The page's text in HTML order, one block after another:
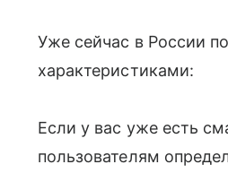
Уже сейчас в России
характеристиками:
Если у вас уже есть
пользователям